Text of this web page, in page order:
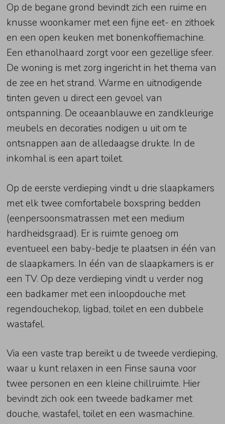
Op de begane grond bevindt zich een ruime en
knusse woonkamer met een fijne eet- en zithoek
en een open keuken met bonenkoffiemachine.
Een ethanolhaard zorgt voor een gezellige sfeer.
De woning is met zorg ingericht in het thema van
de zee en het strand. Warme en uitnodigende
tinten geven u direct een gevoel van
ontspanning. De oceaanblauwe en zandkleurige
meubels en decoraties nodigen u uit om te
ontsnappen aan de alledaagse drukte. In de
inkomhal is een apart toilet.
Op de eerste verdieping vindt u drie slaapkamers
met elk twee comfortabele boxspring bedden
(eenpersoonsmatrassen met een medium
hardheidsgraad). Er is ruimte genoeg om
eventueel een baby-bedje te plaatsen in één van
de slaapkamers. In één van de slaapkamers is er
een TV. Op deze verdieping vindt u verder nog
een badkamer met een inloopdouche met
regendouchekop, ligbad, toilet en een dubbele
wastafel.
Via een vaste trap bereikt u de tweede verdieping,
waar u kunt relaxen in een Finse sauna voor
twee personen en een kleine chillruimte. Hier
bevindt zich ook een tweede badkamer met
douche, wastafel, toilet en een wasmachine.